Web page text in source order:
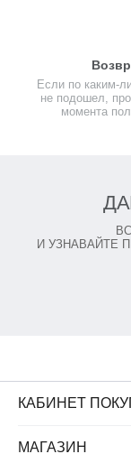
Если по каким-
не подошел,
момента
И УЗНАВАЙТЕ
КАБИНЕТ
МАГАЗИН